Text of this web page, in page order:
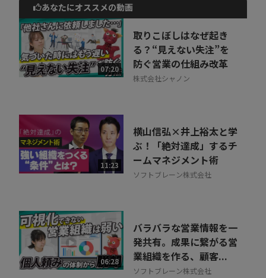
動画でご紹介しているサービスについて
お気軽にご相談・ご質問いただけます！
30秒でお申し込み可能
相談を希望する 無料
あなたにオススメの動画
07:20
取りこぼしはなぜ起き
る？“見えない失注”を
防ぐ営業の仕組み改革
株式会社シャノン
11:23
横山信弘×井上裕太と学
ぶ！「絶対達成」するチ
ームマネジメント術
ソフトブレーン株式会社
06:28
バラバラな営業情報を一
発共有。成果に繋がる営
業組織を作る、顧客...
ソフトブレーン株式会社